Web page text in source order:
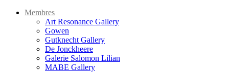
Membres
Art Resonance Gallery
Gowen
Gutknecht Gallery
De Jonckheere
Galerie Salomon Lilian
MABE Gallery